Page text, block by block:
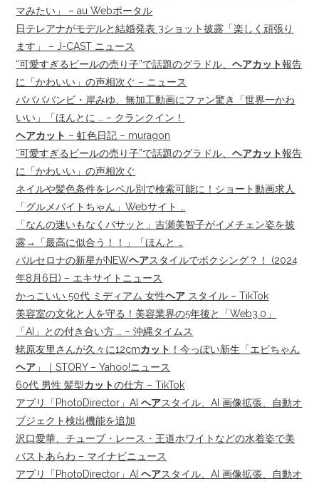
マみたい」 – au Webポータル
日テレアナがモデルと結婚発表 3ショット披露「楽しく頑張り
ます」 – J-CAST ニュース
“可愛すぎるビールの売り子”で話題のグラドル、ヘアカット報告
に「かわいい」の声相次ぐ – ニュース
ババババンビ・岸みゆ、無加工動画にファン驚き「世界一かわ
いい」「ほんとに … – クランクイン！
ヘアカット – 虹色日記 – muragon
“可愛すぎるビールの売り子”で話題のグラドル、ヘアカット報告
に「かわいい」の声相次ぐ
ネイルや髪色条件をレベル別で検索可能に！ショート動画求人
「グルメバイトちゃん」Webサイト …
「なんの迷いもなくバサッと」吉瀬美智子がイメチェン姿を披
露→「最高に似合う！！」「ほんと …
バルセロナの新星がNEWヘアスタイルでボクシング？！ (2024
年8月6日) – エキサイトニュース
かっこいい 50代 ミディアム 女性ヘア スタイル – TikTok
美容室の文化と人を守る！美容業界の5年後と「Web3.0」
「AI」との付き合い方 … – 沖縄タイムス
蛯原友里さんが久々に12cmカット ！今っぽい新生「エビちゃん
ヘア 」｜STORY – Yahoo!ニュース
60代 男性 髪型カットの仕方 – TikTok
アプリ「PhotoDirector」AIヘアスタイル、AI 画像拡張、自動オ
ブジェクト検出機能を追加
沢口愛華、チューブ・レース・王道ホワイトなどの水着姿で美
バストあらわ – マイナビニュース
アプリ「PhotoDirector」AIヘアスタイル、AI 画像拡張、自動オ